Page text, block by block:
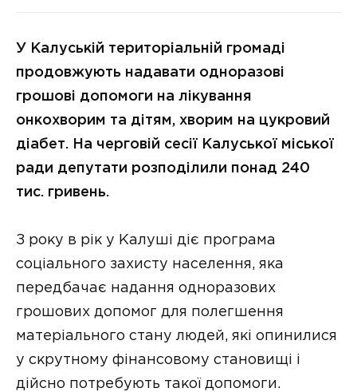
У Калуській територіальній громаді
продовжують надавати одноразові
грошові допомоги на лікування
онкохворим та дітям, хворим на цукровий
діабет. На черговій сесії Калуської міської
ради депутати розподілили понад 240
тис. гривень.
З року в рік у Калуші діє програма
соціального захисту населення, яка
передбачає надання одноразових
грошових допомог для полегшення
матеріального стану людей, які опинилися
у скрутному фінансовому становищі і
дійсно потребують такої допомоги.